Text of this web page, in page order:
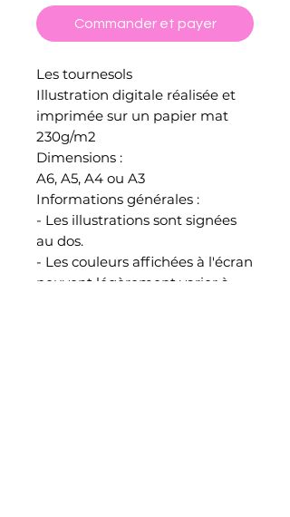
Commander et payer
Les tournesols
Illustration digitale réalisée et
imprimée sur un papier mat
230g/m2
Dimensions :
A6, A5, A4 ou A3
Informations générales :
- Les illustrations sont signées
au dos.
- Les couleurs affichées à l'écran
peuvent légèrement varier à